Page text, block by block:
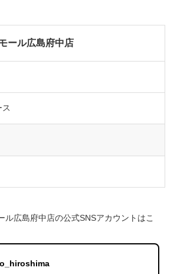
ール広島府中店
ル広島府中店の公式SNSアカウントはこ